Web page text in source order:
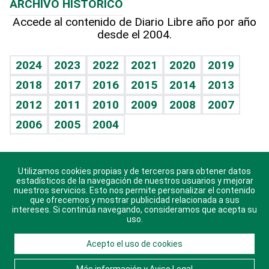
Hablando con el pediatra
Vida y familia
Eñe
Celebrando la vida
Sin complejos
En pocas palabras
Escuchando al corazón
Economía Personal
Línea de hit
TBT Deportivo
Más firmas
Hecho en casa
Guía del dinero
Cumpleaños
Horóscopos
Crucigramas
ARCHIVO HISTÓRICO
Accede al contenido de Diario Libre año por año
desde el 2004.
2024 2023 2022 2021 2020
2019
2018
2017 2016 2015 2014
2013
2012
2011 2010 2009 2008
2007
2006
2005 2004
Descarga nuestras aplicaciones para Android, iOS y
sistema Huawei.
© 2021 Diario Libre, todos los derechos reservados.
Utilizamos cookies propias y de terceros para obtener datos
estadísticos de la navegación de nuestros usuarios y mejorar
nuestros servicios. Esto nos permite personalizar el contenido
que ofrecemos y mostrar publicidad relacionada a sus
intereses. Si continúa navegando, consideramos que acepta su
uso.
Acepto el uso de cookies